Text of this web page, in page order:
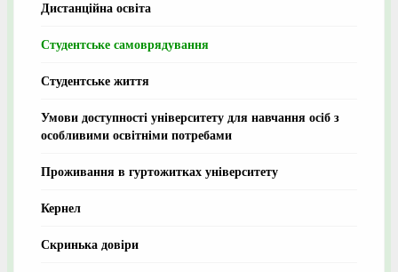
Дистанційна освіта
Студентське самоврядування
Студентське життя
Умови доступності університету для навчання осіб з
особливими освітніми потребами
Проживання в гуртожитках університету
Кернел
Скринька довіри